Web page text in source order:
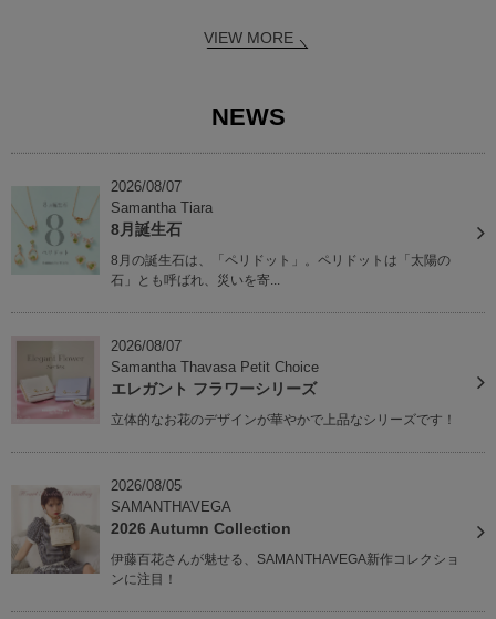
VIEW MORE
NEWS
2026/08/07
Samantha Tiara
8月誕生石
8月の誕生石は、「ペリドット」。ペリドットは「太陽の
石」とも呼ばれ、災いを寄...
2026/08/07
Samantha Thavasa Petit Choice
エレガント フラワーシリーズ
立体的なお花のデザインが華やかで上品なシリーズです！
2026/08/05
SAMANTHAVEGA
2026 Autumn Collection
伊藤百花さんが魅せる、SAMANTHAVEGA新作コレクショ
ンに注目！